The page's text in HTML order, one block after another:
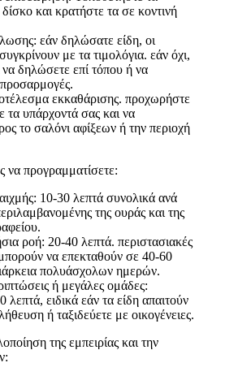
δίσκο και κρατήστε τα σε κοντινή
εάν δηλώσατε είδη, οι
με τα τιμολόγια. εάν όχι,
να δηλώσετε επί τόπου ή να
εκκαθάρισης. προχωρήστε
τα υπάρχοντά σας και να
το σαλόνι αφίξεων ή την περιοχή
να προγραμματίσετε:
10-30 λεπτά συνολικά ανά
της ουράς και της
ροή: 20-40 λεπτά. περιστασιακές
να επεκταθούν σε 40-60
πολυάσχολων ημερών.
ή μεγάλες ομάδες:
ειδικά εάν τα είδη απαιτούν
ή ταξιδεύετε με οικογένειες.
της εμπειρίας και την